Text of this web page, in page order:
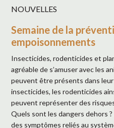
NOUVELLES
Semaine de la
empoisonnements
Insecticides, rodenticides et
agréable de s’amuser avec les
peuvent être présents dans
insecticides, les rodenticides
peuvent représenter des
Quels sont les dangers dehors
des symptômes reliés au